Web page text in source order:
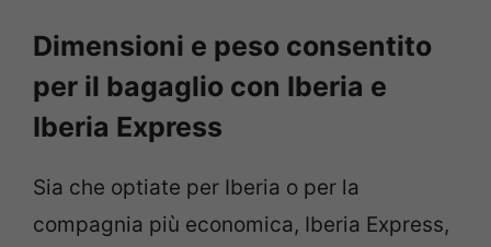
Dimensioni e peso consentito
per il bagaglio con Iberia e
Iberia Express
Sia che optiate per Iberia o per la
compagnia più economica, Iberia Express,